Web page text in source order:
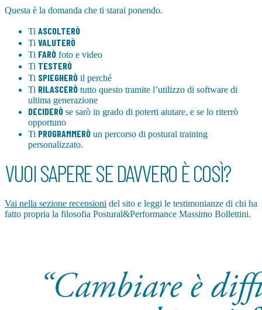
Questa è la domanda che ti starai ponendo.
Ti ASCOLTERÒ
Ti VALUTERÒ
Ti FARÒ foto e video
Ti TESTERÒ
Ti SPIEGHERÒ il perché
Ti RILASCERÒ tutto questo tramite l’utilizzo di software di
ultima generazione
DECIDERÒ se sarò in grado di poterti aiutare, e se lo riterrò
opportuno
Ti PROGRAMMERÒ un percorso di postural training
personalizzato.
VUOI SAPERE SE DAVVERO È COSÌ?
Vai nella sezione recensioni del sito e leggi le testimonianze di chi ha
fatto propria la filosofia Postural&Performance Massimo Bollettini.